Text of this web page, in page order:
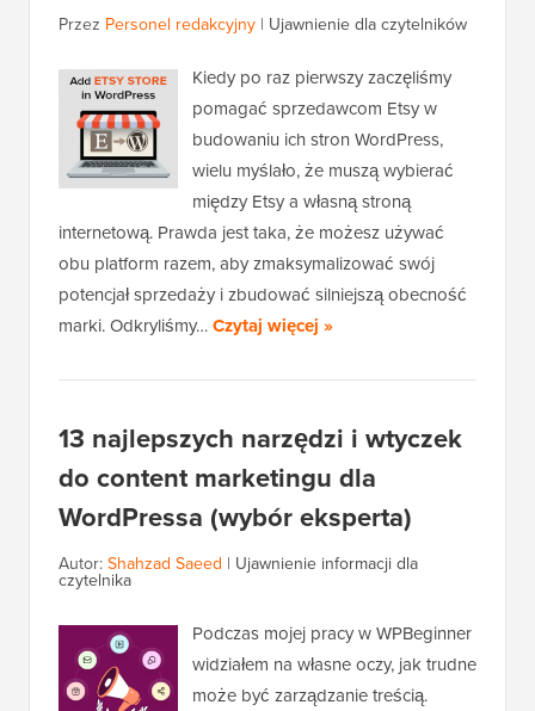
Przez Personel redakcyjny | Ujawnienie dla czytelników
Kiedy po raz pierwszy zaczęliśmy
pomagać sprzedawcom Etsy w
budowaniu ich stron WordPress,
wielu myślało, że muszą wybierać
między Etsy a własną stroną
internetową. Prawda jest taka, że możesz używać
obu platform razem, aby zmaksymalizować swój
potencjał sprzedaży i zbudować silniejszą obecność
marki. Odkryliśmy…Czytaj więcej »
13 najlepszych narzędzi i wtyczek
do content marketingu dla
WordPressa (wybór eksperta)
Autor:Shahzad Saeed | Ujawnienie informacji dla
czytelnika
Podczas mojej pracy w WPBeginner
widziałem na własne oczy, jak trudne
może być zarządzanie treścią.